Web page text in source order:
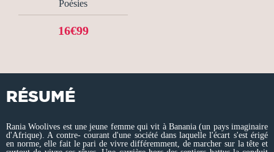
Poésies
16€99
RÉSUMÉ
Rania Woolives est une jeune femme qui vit à Banania (un pays imaginaire
d'Afrique). A contre- courant d'une société dans laquelle l'écart s'est érigé
en norme, elle fait le pari de vivre différemment, de marcher sur la tête et